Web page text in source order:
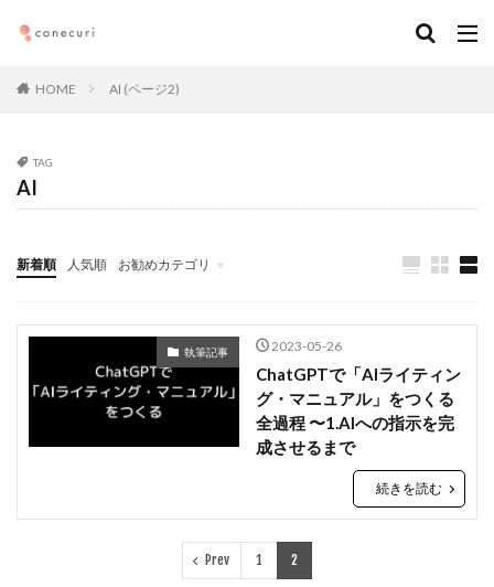
HOME AI (ページ2)
TAG
AI
新着順 人気順 お勧めカテゴリ
Seminars
執筆記事
メンバー
ダウンロード
ニュース
執筆記事 2023-05-26
ChatGPTで「AIライティン
グ・マニュアル」をつくる
全過程 〜1.AIへの指示を完
成させるまで
続きを読む
Prev 1 2
タグ
オンライン
経営
デジタルマーケティング
法務コンプライアンス
技術
仕事術 働き方・キャリア
メディア取材
デザイン
ブランディング
ファイナンス
事業創造・イノベーション
地方創生
クリエイティブ 高橋龍征